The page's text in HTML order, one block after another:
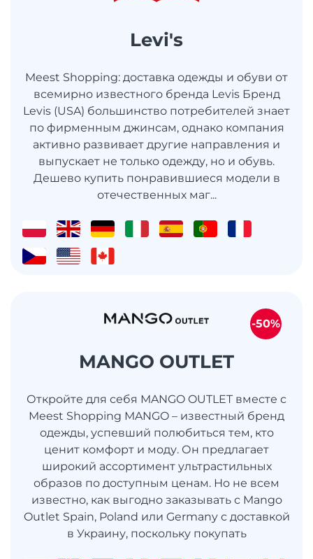
Levi's
Meest Shopping: доставка одежды и обуви от
всемирно известного бренда Levis Бренд
Levis (USA) большинство потребителей знает
по фирменным джинсам, однако компания
активно развивает другие направления и
выпускает не только одежду, но и обувь.
Дешево купить понравившиеся модели в
отечественных маг...
MANGO OUTLET
Откройте для себя MANGO OUTLET вместе с
Meest Shopping MANGO – известный бренд
одежды, успевший полюбиться тем, кто
ценит комфорт и моду. Он предлагает
широкий ассортимент ультрастильных
образов по доступным ценам. Но не всем
известно, как выгодно заказывать с Mango
Outlet Spain, Poland или Germany с доставкой
в ​​Украину, поскольку покупать
-50%